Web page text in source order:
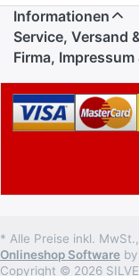
Informationen
Service, Versand
Firma,
* Alle Preise inkl.
Onlineshop Software
Copyright © 2026